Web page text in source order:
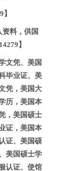
料，供国
】
文凭、美国
毕业证、美
凭，美国大
历，美国本
，美国硕士
证，美国本
证、美国硕
美国硕士学
认证、使馆